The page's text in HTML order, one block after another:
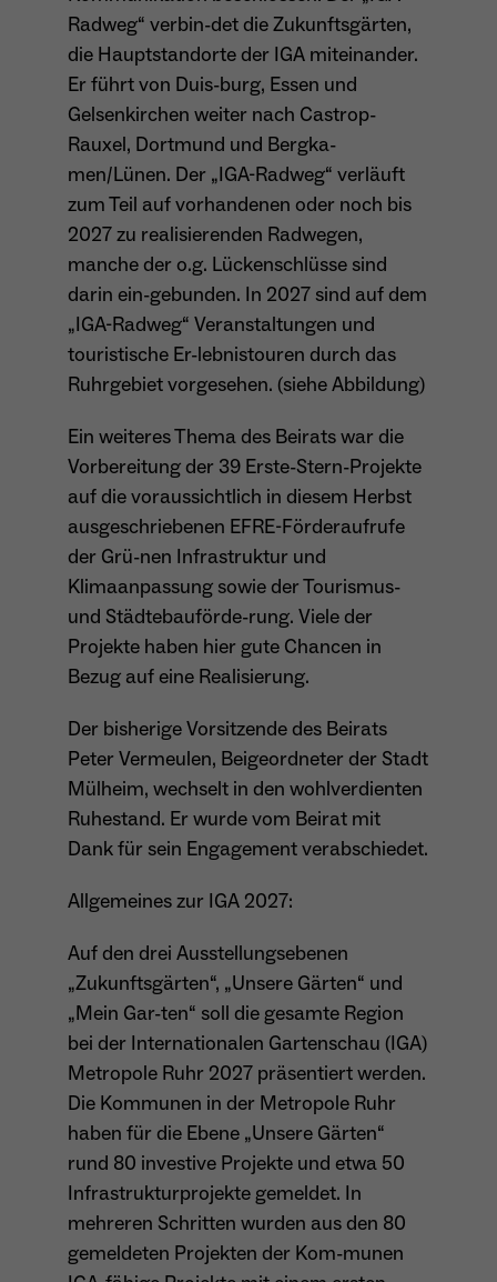
Name _ga_TNS3S6RE8W
Anbieter Google LLC
Laufzeit 2 Jahre
Zweck
Vergibt eine zufällige, pseudonyme ID, damit
erkannt wird, ob ein Besucher neu oder
wiederkehrend ist.
Laufzeit 4 Monate
Zweck
- Wird von Google Ads / Google Tag Manager
und Werbewirksamkeitsmessung - Hilft zu
verstehen, wie Nutzer mit Anzeigen
interagieren
Name _fbp
Anbieter Meta Platforms Inc. (Facebook)
Laufzeit 4 Monate
- Wiedererkennung von Nutzern zwischen
Werbung - Messung von Conversions aus
Facebook-/Instagram-Werbung
Radweg“ verbin-det die Zukunftsgärten,
die Hauptstandorte der IGA miteinander.
Er führt von Duis-burg, Essen und
Gelsenkirchen weiter nach Castrop-
Rauxel, Dortmund und Bergka-
men/Lünen. Der „IGA-Radweg“ verläuft
zum Teil auf vorhandenen oder noch bis
2027 zu realisierenden Radwegen,
manche der o.g. Lückenschlüsse sind
darin ein-gebunden. In 2027 sind auf dem
„IGA-Radweg“ Veranstaltungen und
touristische Er-lebnistouren durch das
Ruhrgebiet vorgesehen. (siehe Abbildung)
Ein weiteres Thema des Beirats war die
Vorbereitung der 39 Erste-Stern-Projekte
auf die voraussichtlich in diesem Herbst
ausgeschriebenen EFRE-Förderaufrufe
der Grü-nen Infrastruktur und
Klimaanpassung sowie der Tourismus-
und Städtebauförde-rung. Viele der
Projekte haben hier gute Chancen in
Bezug auf eine Realisierung.
Der bisherige Vorsitzende des Beirats
Peter Vermeulen, Beigeordneter der Stadt
Mülheim, wechselt in den wohlverdienten
Ruhestand. Er wurde vom Beirat mit
Dank für sein Engagement verabschiedet.
Allgemeines zur IGA 2027:
Auf den drei Ausstellungsebenen
„Zukunftsgärten“, „Unsere Gärten“ und
„Mein Gar-ten“ soll die gesamte Region
bei der Internationalen Gartenschau (IGA)
Metropole Ruhr 2027 präsentiert werden.
Die Kommunen in der Metropole Ruhr
haben für die Ebene „Unsere Gärten“
rund 80 investive Projekte und etwa 50
Infrastrukturprojekte gemeldet. In
mehreren Schritten wurden aus den 80
gemeldeten Projekten der Kom-munen